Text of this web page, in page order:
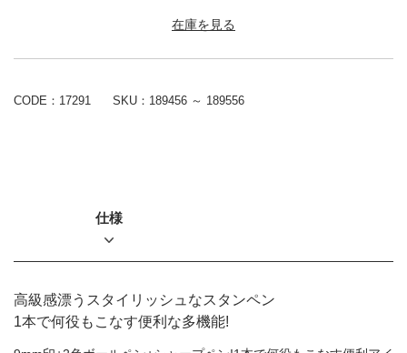
在庫を見る
CODE：17291 SKU： 189456 ～ 189556
仕様
高級感漂うスタイリッシュなスタンペン
1本で何役もこなす便利な多機能!